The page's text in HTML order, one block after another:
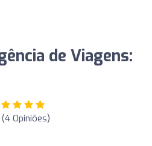
de Viagens:
Opiniões)